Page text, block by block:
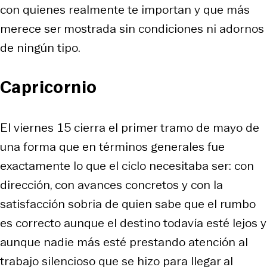
con quienes realmente te importan y que más
merece ser mostrada sin condiciones ni adornos
de ningún tipo.
Capricornio
El viernes 15 cierra el primer tramo de mayo de
una forma que en términos generales fue
exactamente lo que el ciclo necesitaba ser: con
dirección, con avances concretos y con la
satisfacción sobria de quien sabe que el rumbo
es correcto aunque el destino todavía esté lejos y
aunque nadie más esté prestando atención al
trabajo silencioso que se hizo para llegar al